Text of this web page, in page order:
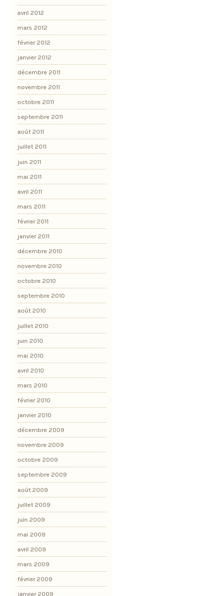
avril 2012
mars 2012
février 2012
janvier 2012
décembre 2011
novembre 2011
octobre 2011
septembre 2011
août 2011
juillet 2011
juin 2011
mai 2011
avril 2011
mars 2011
février 2011
janvier 2011
décembre 2010
novembre 2010
octobre 2010
septembre 2010
août 2010
juillet 2010
juin 2010
mai 2010
avril 2010
mars 2010
février 2010
janvier 2010
décembre 2009
novembre 2009
octobre 2009
septembre 2009
août 2009
juillet 2009
juin 2009
mai 2009
avril 2009
mars 2009
février 2009
janvier 2009